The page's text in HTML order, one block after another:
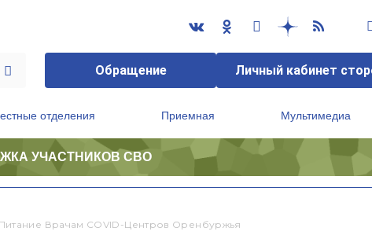
Обращение Личный кабинет
отделения Приемная Мультимедиа
УЧАСТНИКОВ СВО
Врачам COVID-Центров Оренбуржья